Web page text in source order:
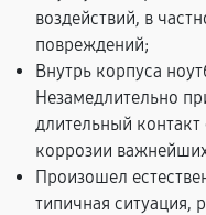
воздействий, в
повреждений;
Внутрь корпуса
Незамедлительно
длительный контакт
коррозии
Произошел
типичная ситуация,